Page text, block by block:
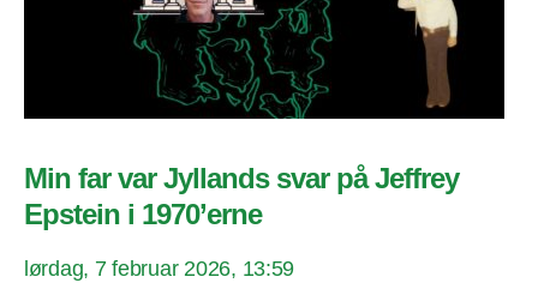
Min far var Jyllands svar på Jeffrey
Epstein i 1970’erne
lørdag, 7 februar 2026, 13:59